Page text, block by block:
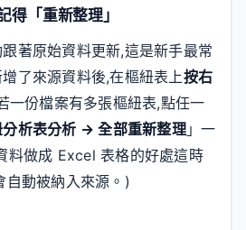
得「重新整理」
著原始資料更新,這是新手最常
了來源資料後,在樞紐表上按右
一份檔案有多張樞紐表,點任一
分析表分析 → 全部重新整理」一
料做成 Excel 表格的好處這時
自動被納入來源。)